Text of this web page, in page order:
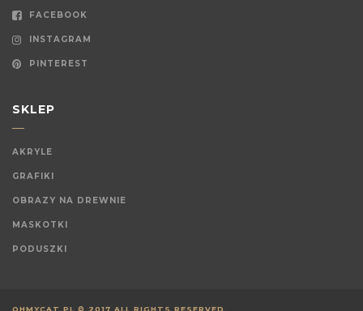
FACEBOOK
INSTAGRAM
PINTEREST
SKLEP
AKRYLE
GRAFIKI
OBRAZY NA DREWNIE
MASKOTKI
PODUSZKI
OHMYCAT.PL © 2017 ALL RIGHTS RESERVED.